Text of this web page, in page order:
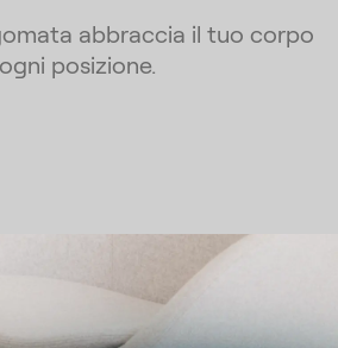
abbraccia il tuo corpo
posizione.